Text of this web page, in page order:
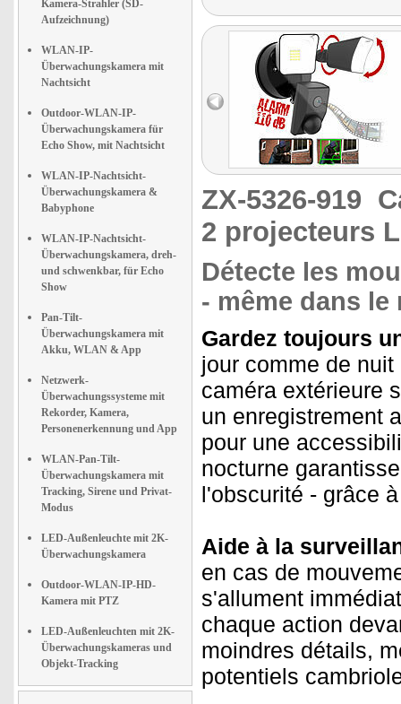
Kamera-Strahler (SD-
Aufzeichnung)
WLAN-IP-
Überwachungskamera mit
Nachtsicht
Outdoor-WLAN-IP-
Überwachungskamera für
Echo Show, mit Nachtsicht
WLAN-IP-Nachtsicht-
Überwachungskamera &
Babyphone
WLAN-IP-Nachtsicht-
Überwachungskamera, dreh-
und schwenkbar, für Echo
Show
Pan-Tilt-
Überwachungskamera mit
Akku, WLAN & App
Netzwerk-
Überwachungssysteme mit
Rekorder, Kamera,
Personenerkennung und App
WLAN-Pan-Tilt-
Überwachungskamera mit
Tracking, Sirene und Privat-
Modus
LED-Außenleuchte mit 2K-
Überwachungskamera
Outdoor-WLAN-IP-HD-
Kamera mit PTZ
LED-Außenleuchten mit 2K-
Überwachungskameras und
Objekt-Tracking
ZX-5326-919
2 projecteurs
Détecte les
- même dans
Gardez toujours
jour comme de
caméra extérieure
un enregistrement
pour une
nocturne
l'obscurité - grâce
Aide à la
en cas de
s'allument
chaque action
moindres détails,
potentiels